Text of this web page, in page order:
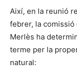
Així, en la reunió
febrer, la comissió
Merlès ha
terme per la
natural: